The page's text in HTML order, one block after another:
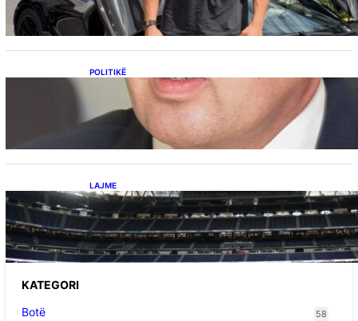
dëshmi për supermakinën luksoze
POLITIKË
Përplasja VV-LDK për gazin amerikan,
Kërçeli i përgjigjet Hotit: “Mbrojeni LDK-në, jo
aleancën me SHBA-në”
LAJME
Ish-mesfushori i Real Madridit dhe
Argjentinës,shtrohet urgjentisht në spital pas
problemeve me zemrën, mungon në ndeshjet
e ardhshme
KATEGORI
Botë
58